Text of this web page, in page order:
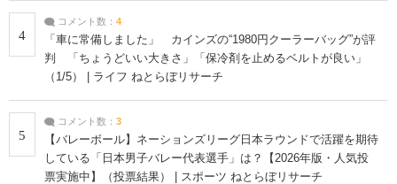
4
コメント数： 4
「車に常備しました」 カインズの“1980円クーラーバッグ”が評
判 「ちょうどいい大きさ」「保冷剤を止めるベルトが良い」
（1/5） | ライフ ねとらぼリサーチ
5
コメント数： 3
【バレーボール】ネーションズリーグ日本ラウンドで活躍を期待
している「日本男子バレー代表選手」は？【2026年版・人気投
票実施中】（投票結果） | スポーツ ねとらぼリサーチ